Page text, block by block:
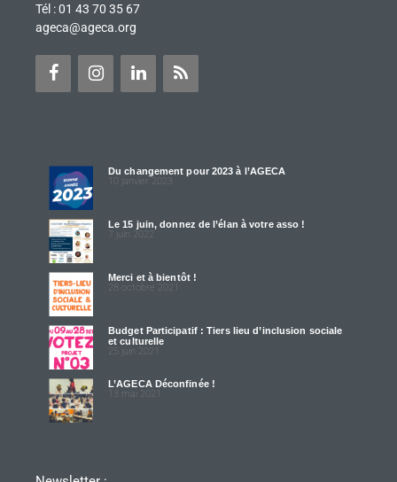
Tél : 01 43 70 35 67
ageca@ageca.org
Du changement pour 2023 à l’AGECA
10 janvier 2023
Le 15 juin, donnez de l’élan à votre asso !
7 juin 2022
Merci et à bientôt !
28 octobre 2021
Budget Participatif : Tiers lieu d’inclusion sociale
et culturelle
25 juin 2021
L’AGECA Déconfinée !
13 mai 2021